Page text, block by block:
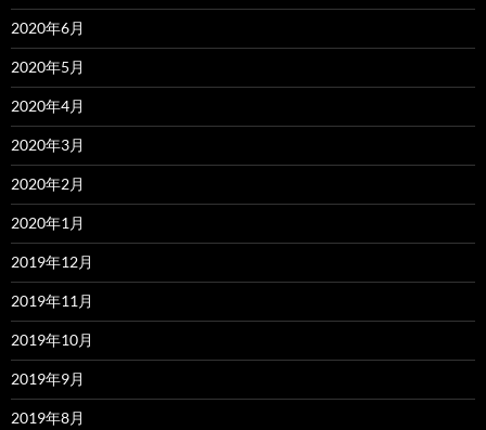
2020年6月
2020年5月
2020年4月
2020年3月
2020年2月
2020年1月
2019年12月
2019年11月
2019年10月
2019年9月
2019年8月